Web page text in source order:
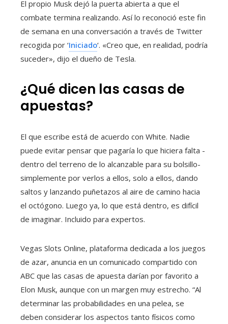
El propio Musk dejó la puerta abierta a que el
combate termina realizando. Así lo reconoció este fin
de semana en una conversación a través de Twitter
recogida por ‘Iniciado‘. «Creo que, en realidad, podría
suceder», dijo el dueño de Tesla.
¿Qué dicen las casas de
apuestas?
El que escribe está de acuerdo con White. Nadie
puede evitar pensar que pagaría lo que hiciera falta -
dentro del terreno de lo alcanzable para su bolsillo-
simplemente por verlos a ellos, solo a ellos, dando
saltos y lanzando puñetazos al aire de camino hacia
el octógono. Luego ya, lo que está dentro, es difícil
de imaginar. Incluido para expertos.
Vegas Slots Online, plataforma dedicada a los juegos
de azar, anuncia en un comunicado compartido con
ABC que las casas de apuesta darían por favorito a
Elon Musk, aunque con un margen muy estrecho. “Al
determinar las probabilidades en una pelea, se
deben considerar los aspectos tanto físicos como